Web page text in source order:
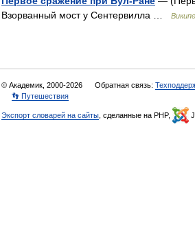
Взорванный мост у Сентервилла …
© Академик, 2000-2026 Обратная связь:
👣 Путешествия
Экспорт словарей на сайты , сделанные на PHP,